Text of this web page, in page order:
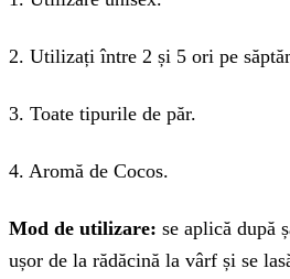
2. Utilizați între 2 și 5 ori pe
3. Toate tipurile de păr.
4. Aromă de Cocos.
Mod de utilizare: se aplică după
ușor de la rădăcină la vârf și se